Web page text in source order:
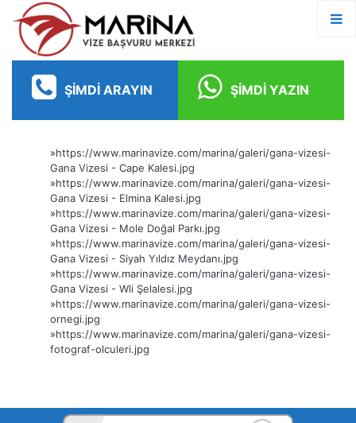
ŞIMDI ARAYIN ŞIMDI YAZIN
»https://www.marinavize.com/marina/galeri/gana-vizesi-
Gana Vizesi - Cape Kalesi.jpg
»https://www.marinavize.com/marina/galeri/gana-vizesi-
Gana Vizesi - Elmina Kalesi.jpg
»https://www.marinavize.com/marina/galeri/gana-vizesi-
Gana Vizesi - Mole Doğal Parkı.jpg
»https://www.marinavize.com/marina/galeri/gana-vizesi-
Gana Vizesi - Siyah Yıldız Meydanı.jpg
»https://www.marinavize.com/marina/galeri/gana-vizesi-
Gana Vizesi - Wli Şelalesi.jpg
»https://www.marinavize.com/marina/galeri/gana-vizesi-
ornegi.jpg
»https://www.marinavize.com/marina/galeri/gana-vizesi-
fotograf-olculeri.jpg